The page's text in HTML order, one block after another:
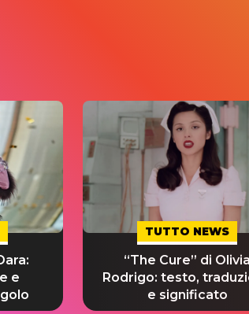
e
TUTTO NEWS
“The Cure” di Olivia
Rodrigo: testo,
e significato